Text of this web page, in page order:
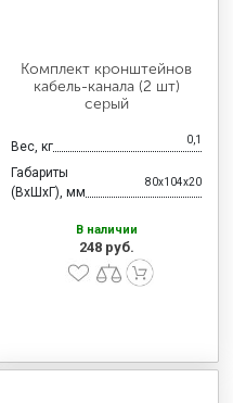
Комплект кронштейнов
кабель-канала (2 шт)
серый
Вес, кг 0,1
Габариты
(ВхШхГ), мм
80x104x20
В наличии
248 руб.